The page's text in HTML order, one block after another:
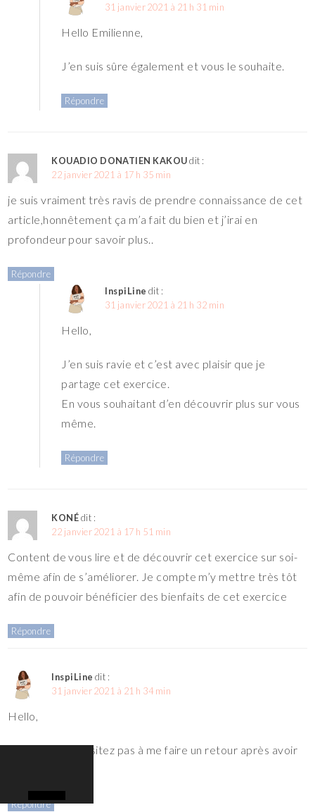
31 janvier 2021 à 21 h 31 min
Hello Emilienne,
J’en suis sûre également et vous le souhaite.
Répondre
KOUADIO DONATIEN KAKOU dit :
22 janvier 2021 à 17 h 35 min
je suis vraiment très ravis de prendre connaissance de cet
article,honnêtement ça m’a fait du bien et j’irai en
profondeur pour savoir plus..
Répondre
InspiLine dit :
31 janvier 2021 à 21 h 32 min
Hello,
J’en suis ravie et c’est avec plaisir que je
partage cet exercice.
En vous souhaitant d’en découvrir plus sur vous
même.
Répondre
KONÉdit :
22 janvier 2021 à 17 h 51 min
Content de vous lire et de découvrir cet exercice sur soi-
même afin de s’améliorer. Je compte m’y mettre très tôt
afin de pouvoir bénéficier des bienfaits de cet exercice
Répondre
InspiLine dit :
31 janvier 2021 à 21 h 34 min
Hello,
Avec plaisir, n’hésitez pas à me faire un retour après avoir
Répondre